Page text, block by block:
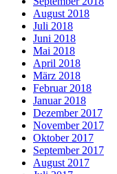
August 2018
Juli 2018
Juni 2018
Mai 2018
April 2018
März 2018
Februar 2018
Januar 2018
Dezember 2017
November 2017
Oktober 2017
September 2017
August 2017